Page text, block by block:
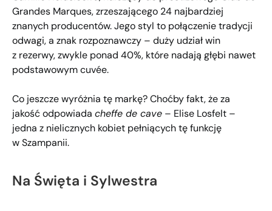
Grandes Marques, zrzeszającego 24 najbardziej
znanych producentów. Jego styl to połączenie tradycji
odwagi, a znak rozpoznawczy – duży udział win
z rezerwy, zwykle ponad 40%, które nadają głębi nawet
podstawowym cuvée.
Co jeszcze wyróżnia tę markę? Choćby fakt, że za
jakość odpowiada cheffe de cave – Elise Losfelt –
jedna z nielicznych kobiet pełniących tę funkcję
w Szampanii.
Na Święta i Sylwestra